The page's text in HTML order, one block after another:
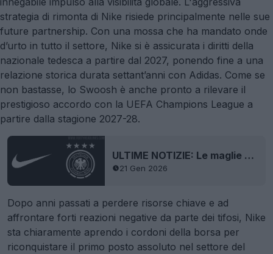
strategia di rimonta di Nike risiede principalmente nelle sue
future partnership. Con una mossa che ha mandato onde
d’urto in tutto il settore, Nike si è assicurata i diritti della
nazionale tedesca a partire dal 2027, ponendo fine a una
relazione storica durata settant’anni con Adidas. Come se
non bastasse, lo Swoosh è anche pronto a rilevare il
prestigioso accordo con la UEFA Champions League a
partire dalla stagione 2027-28.
ULTIME NOTIZIE: Le maglie Nike Germania 2027 sono pronte e approvate - L'era Adidas finisce
21 Gen 2026
Dopo anni passati a perdere risorse chiave e ad
affrontare forti reazioni negative da parte dei tifosi, Nike
sta chiaramente aprendo i cordoni della borsa per
riconquistare il primo posto assoluto nel settore del